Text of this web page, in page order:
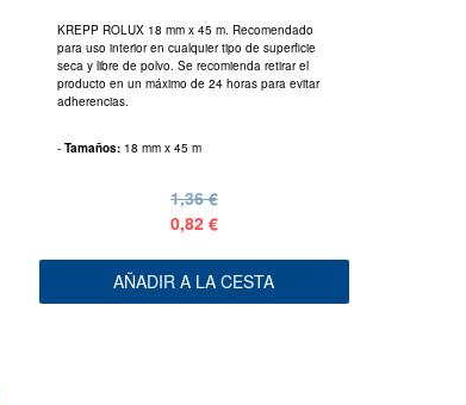
KREPP ROLUX 18 mm x 45 m. Recomendado
para uso interior en cualquier tipo de superficie
seca y libre de polvo. Se recomienda retirar el
producto en un máximo de 24 horas para evitar
adherencias.
- Tamaños: 18 mm x 45 m
1,36 €
0,82 €
AÑADIR A LA CESTA